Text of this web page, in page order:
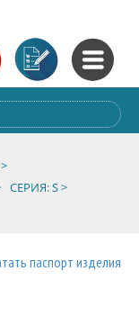
СЕРИЯ: S >
паспорт изделия